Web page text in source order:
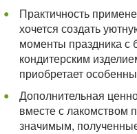
Практичность
хочется создать
моменты праздника
кондитерским
приобретает
Дополнительная
вместе с лакомством
значимым,